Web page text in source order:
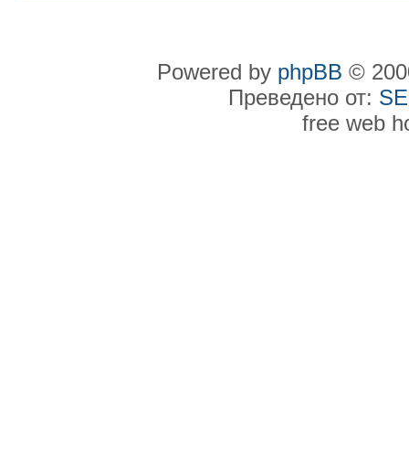
Powered by phpBB ©
Преведено от:
free web